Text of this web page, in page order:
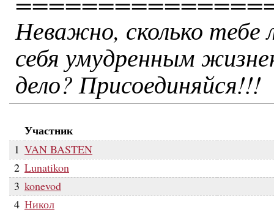
Неважно, сколько
себя умудренным
дело? Присоединяйся!!!
Участник
1 VAN BASTEN
2 Lunatikon
3 konevod
4 Никол